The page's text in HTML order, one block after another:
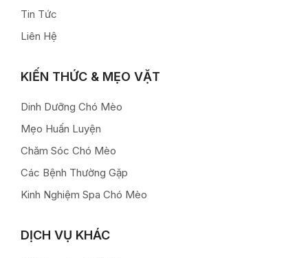
Tin Tức
Liên Hệ
KIẾN THỨC & MẸO VẶT
Dinh Dưỡng Chó Mèo
Mẹo Huấn Luyện
Chăm Sóc Chó Mèo
Các Bệnh Thường Gặp
Kinh Nghiệm Spa Chó Mèo
DỊCH VỤ KHÁC